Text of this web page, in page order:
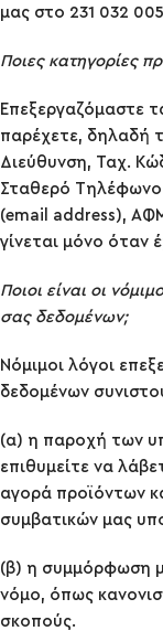
μας στο 231 032
Ποιες κατηγορίες
Επεξεργαζόμαστε
παρέχετε, δηλαδή
Διεύθυνση, Ταχ.
Σταθερό Τηλέφωνο
(email address),
γίνεται μόνο όταν
Ποιοι είναι οι
σας δεδομένων;
Νόμιμοι λόγοι
δεδομένων
(α) η παροχή των
επιθυμείτε να
αγορά προϊόντων
συμβατικών μας
(β) η συμμόρφωση
νόμο, όπως
σκοπούς.